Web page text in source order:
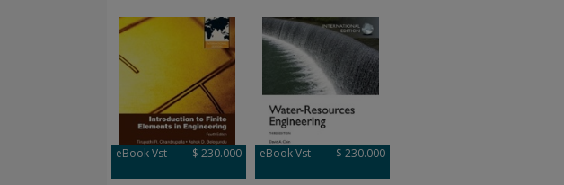
eBook Vst $ 230.000 eBook Vst $ 230.000